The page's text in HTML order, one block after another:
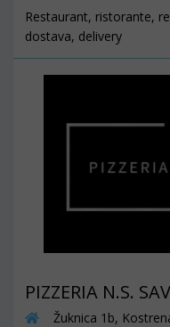
Restaurant, ristorante,
dostava, delivery
PIZZERIA N.S.
Žuknica 1b,